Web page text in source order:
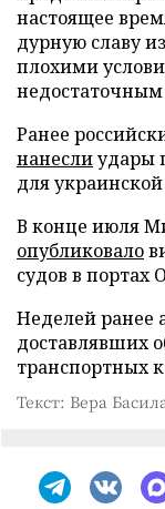
настоящее
дурную славу
плохими
Ранее
нанеслиудары
для
В конце июля
опубликовало
судов в портах
Неделей ранее
доставлявших
транспортных
Текст: Вера